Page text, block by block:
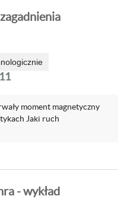
moment magnetyczny
Jaki ruch
- wykład